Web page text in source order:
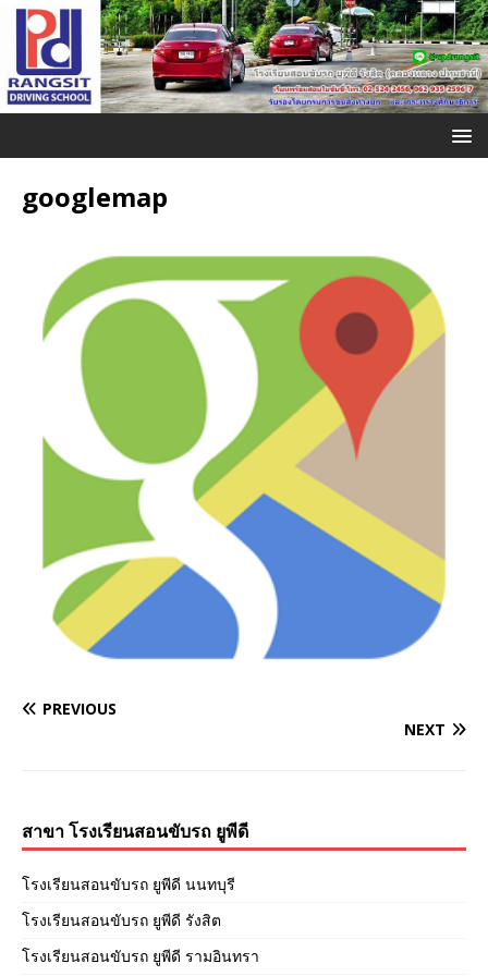
googlemap
PREVIOUS
NEXT
สาขา โรงเรียนสอนขับรถ ยูพีดี
โรงเรียนสอนขับรถ ยูพีดี นนทบุรี
โรงเรียนสอนขับรถ ยูพีดี รังสิต
โรงเรียนสอนขับรถ ยูพีดี รามอินทรา